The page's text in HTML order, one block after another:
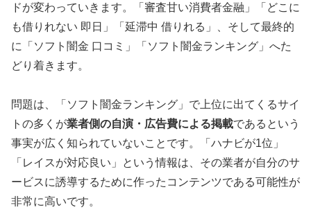
ドが変わっていきます。「審査甘い消費者金融」「どこに
も借りれない 即日」「延滞中 借りれる」、そして最終的
に「ソフト闇金 口コミ」「ソフト闇金ランキング」へた
どり着きます。
問題は、「ソフト闇金ランキング」で上位に出てくるサイ
トの多くが業者側の自演・広告費による掲載であるという
事実が広く知られていないことです。「ハナビが1位」
「レイスが対応良い」という情報は、その業者が自分のサ
ービスに誘導するために作ったコンテンツである可能性が
非常に高いです。